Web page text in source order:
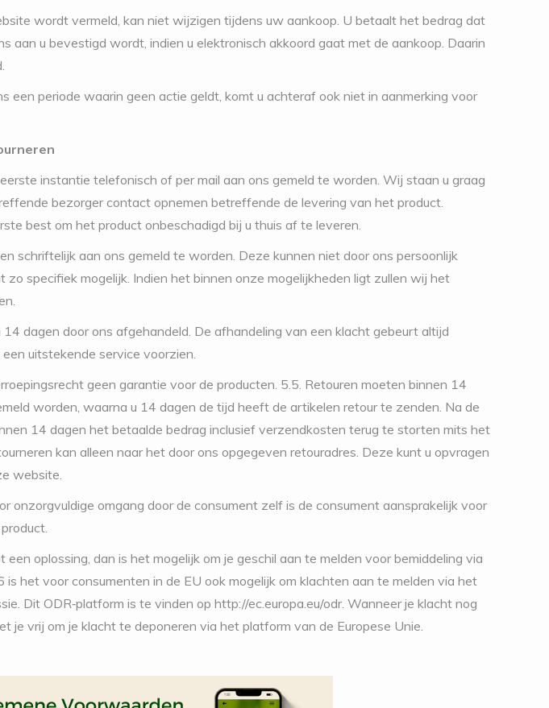
wordt vermeld, kan niet wijzigen tijdens uw aankoop. U betaalt het bedrag dat
aan u bevestigd wordt, indien u elektronisch akkoord gaat met de aankoop. Daarin
een periode waarin geen actie geldt, komt u achteraf ook niet in aanmerking voor
instantie telefonisch of per mail aan ons gemeld te worden. Wij staan u graag
bezorger contact opnemen betreffende de levering van het product.
best om het product onbeschadigd bij u thuis af te leveren.
schriftelijk aan ons gemeld te worden. Deze kunnen niet door ons persoonlijk
specifiek mogelijk. Indien het binnen onze mogelijkheden ligt zullen wij het
dagen door ons afgehandeld. De afhandeling van een klacht gebeurt altijd
uitstekende service voorzien.
geen garantie voor de producten. 5.5. Retouren moeten binnen 14
worden, waarna u 14 dagen de tijd heeft de artikelen retour te zenden. Na de
14 dagen het betaalde bedrag inclusief verzendkosten terug te storten mits het
kan alleen naar het door ons opgegeven retouradres. Deze kunt u opvragen
website.
onzorgvuldige omgang door de consument zelf is de consument aansprakelijk voor
oplossing, dan is het mogelijk om je geschil aan te melden voor bemiddeling via
het voor consumenten in de EU ook mogelijk om klachten aan te melden via het
Dit ODR‐platform is te vinden op http://ec.europa.eu/odr. Wanneer je klacht nog
je vrij om je klacht te deponeren via het platform van de Europese Unie.